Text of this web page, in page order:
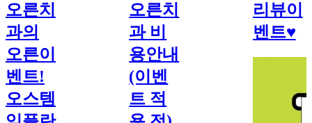
오른치
과의
오른이
벤트!
오스템
오른치
과 비
용안내
(이벤
트 적
리뷰이
벤트♥